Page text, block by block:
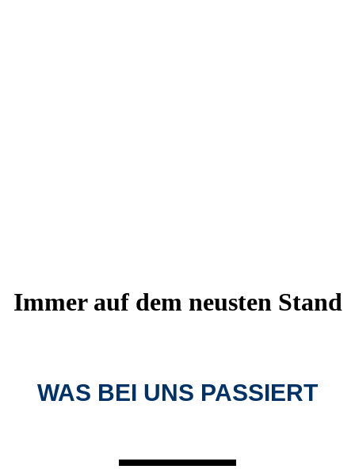
Immer auf dem neusten Stand
WAS BEI UNS PASSIERT